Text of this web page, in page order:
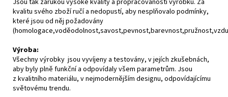
kvalitu svého zboží ručí a nedopustí, aby nesplňovalo podmínky,
které jsou od něj požadovány
Výroba:
Všechny výrobky jsou vyvíjeny a testovány, v jejích zkušebnách,
aby byly plně funkční a odpovídaly všem parametrům. Jsou
z kvalitního materiálu, v nejmodernějším designu, odpovídajícímu
světovému trendu.